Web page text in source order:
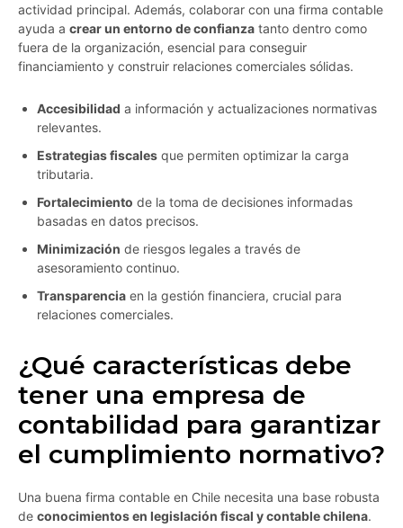
actividad principal. Además, colaborar con una firma contable
ayuda a crear un entorno de confianza tanto dentro como
fuera de la organización, esencial para conseguir
financiamiento y construir relaciones comerciales sólidas.
Accesibilidad a información y actualizaciones normativas
relevantes.
Estrategias fiscales que permiten optimizar la carga
tributaria.
Fortalecimiento de la toma de decisiones informadas
basadas en datos precisos.
Minimización de riesgos legales a través de
asesoramiento continuo.
Transparencia en la gestión financiera, crucial para
relaciones comerciales.
¿Qué características debe
tener una empresa de
contabilidad para garantizar
el cumplimiento normativo?
Una buena firma contable en Chile necesita una base robusta
de conocimientos en legislación fiscal y contable chilena.